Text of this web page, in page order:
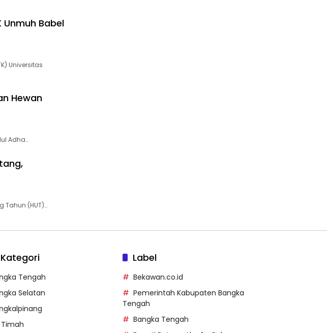
Unmuh Babel
Universitas
Hewan
Adha…
Tahun (HUT)…
Kategori
Tengah
Selatan
Timah
Label
Bekawan.co.id
Pemerintah Kabupaten Bangka
Tengah
Bangka Tengah